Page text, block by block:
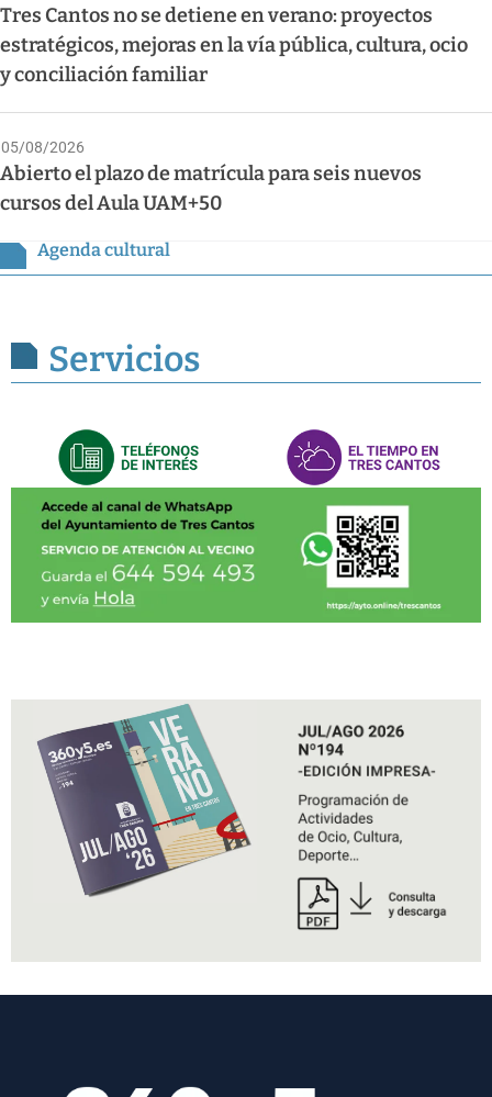
Tres Cantos no se detiene en verano: proyectos
estratégicos, mejoras en la vía pública, cultura, ocio
y conciliación familiar
05/08/2026
Abierto el plazo de matrícula para seis nuevos
cursos del Aula UAM+50
Agenda cultural
Servicios